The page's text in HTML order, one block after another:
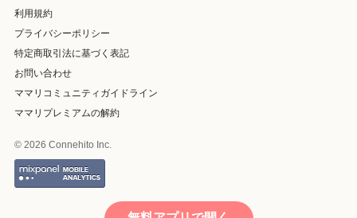
利用規約
プライバシーポリシー
特定商取引法に基づく表記
お問い合わせ
ママリコミュニティガイドライン
ママリプレミアムの解約
© 2026 Connehito Inc.